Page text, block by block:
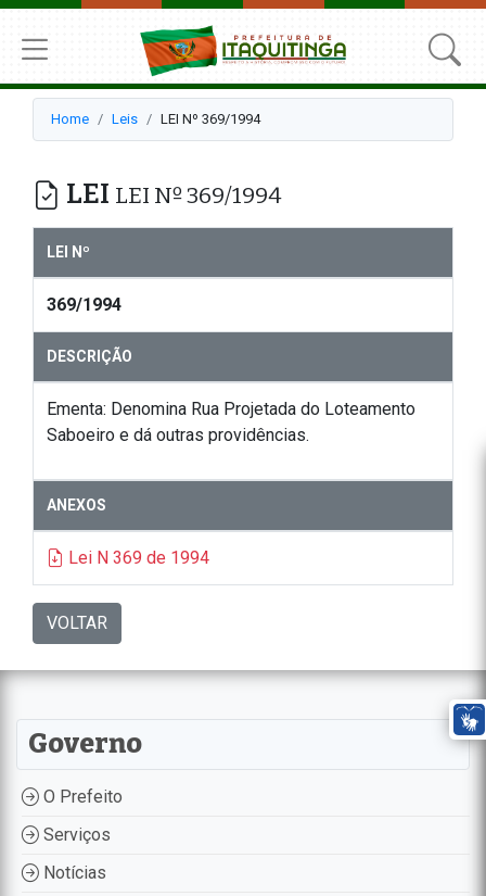
Home Leis LEI Nº 369/1994
LEI LEI Nº 369/1994
LEI Nº
369/1994
DESCRIÇÃO
Ementa: Denomina Rua Projetada do Loteamento
Saboeiro e dá outras providências.
ANEXOS
Lei N 369 de 1994
VOLTAR
Governo
O Prefeito
Serviços
Notícias